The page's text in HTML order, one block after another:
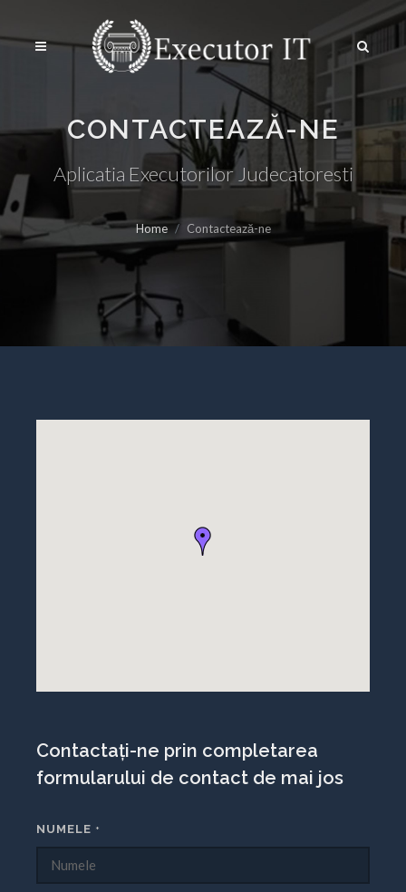
CONTACTEAZĂ-NE
Aplicatia Executorilor Judecatoresti
Home Contactează-ne
Contactați-ne prin completarea
formularului de contact de mai jos
NUMELE *